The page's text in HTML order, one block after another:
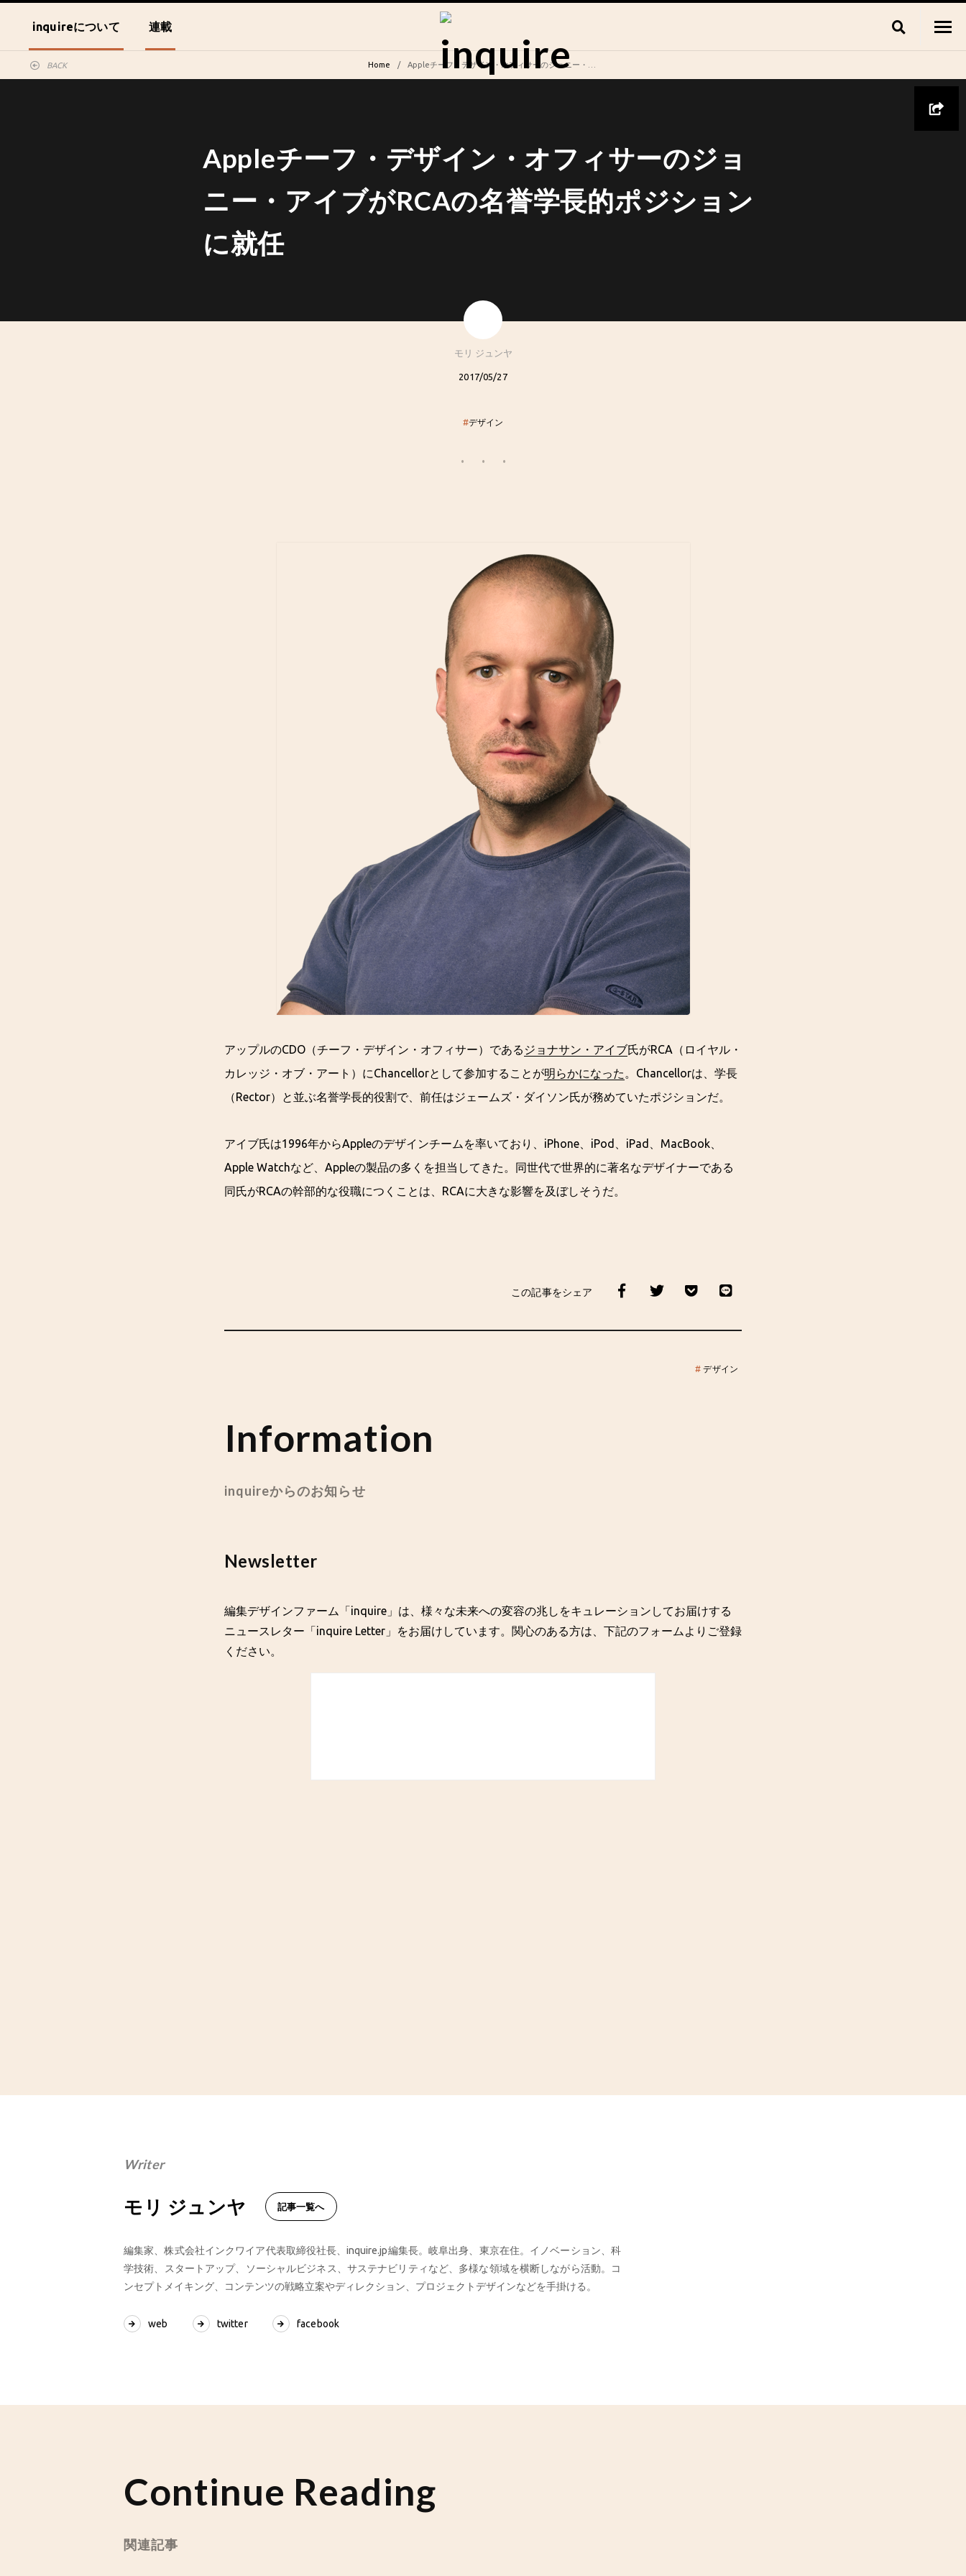
inquireについて 連載
BACK Home Appleチーフ・デザイン・オフィサーのジョニー・アイブがRCAの名誉学長的ポジションに就任
Appleチーフ・デザイン・オフィサーのジョ
ニー・アイブがRCAの名誉学長的ポジション
に就任
モリ ジュンヤ
2017/05/27
#デザイン
アップルのCDO（チーフ・デザイン・オフィサー）である ジョナサン・アイブ氏がRCA（ロイヤル・
カレッジ・オブ・アート）にChancellorとして参加することが明らかになった 。Chancellorは、学長
（Rector）と並ぶ名誉学長的役割で、前任はジェームズ・ダイソン氏が務めていたポジションだ。
アイブ氏は1996年からAppleのデザインチームを率いており、iPhone、iPod、iPad、MacBook、
Apple Watchなど、Appleの製品の多くを担当してきた。同世代で世界的に著名なデザイナーである
同氏がRCAの幹部的な役職につくことは、RCAに大きな影響を及ぼしそうだ。
この記事をシェア
# デザイン
Information
inquireからのお知らせ
Newsletter
編集デザインファーム「inquire」は、様々な未来への変容の兆しをキュレーションしてお届けする
ニュースレター「inquire Letter」をお届けしています。関心のある方は、下記のフォームよりご登録
ください。
Writer
モリ ジュンヤ 記事一覧へ
編集家、株式会社インクワイア代表取締役社長、inquire.jp編集長。岐阜出身、東京在住。イノベーション、科
学技術、スタートアップ、ソーシャルビジネス、サステナビリティなど、多様な領域を横断しながら活動。コ
ンセプトメイキング、コンテンツの戦略立案やディレクション、プロジェクトデザインなどを手掛ける。
web twitter facebook
Continue Reading
関連記事